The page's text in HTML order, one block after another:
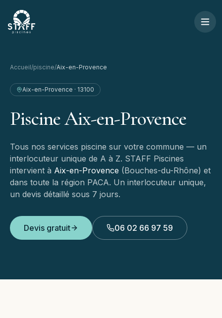
STAFF Piscines — Accueil
Accueil/piscine/Aix-en-Provence
Aix-en-Provence · 13100
PiscineAix-en-Provence
Tous nos services piscine sur votre commune — un
interlocuteur unique de A à Z. STAFF Piscines
intervient à Aix-en-Provence (Bouches-du-Rhône) et
dans toute la région PACA. Un interlocuteur unique,
un devis détaillé sous 7 jours.
Devis gratuit 06 02 66 97 59